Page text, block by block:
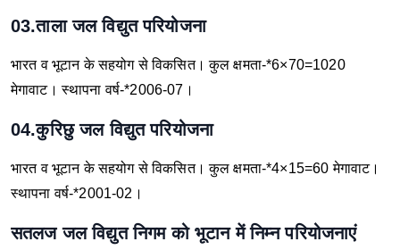
03.ताला जल विद्युत परियोजना
भारत व भूटान के सहयोग से विकसित। कुल क्षमता-*6×70=1020
मेगावाट। स्थापना वर्ष-*2006-07।
04.कुरिछु जल विद्युत परियोजना
भारत व भूटान के सहयोग से विकसित। कुल क्षमता-*4×15=60 मेगावाट।
स्थापना वर्ष-*2001-02।
सतलज जल विद्युत निगम को भूटान में निम्न परियोजनाएं